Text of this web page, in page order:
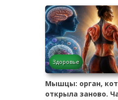
Здоровье
Мышцы: орган,
открыла заново.